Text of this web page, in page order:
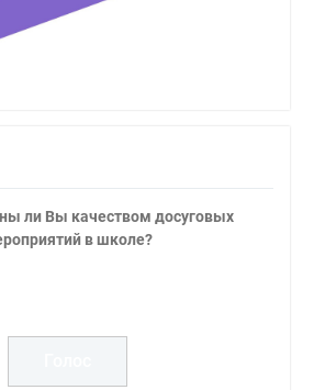
ли Вы качеством досуговых
в школе?